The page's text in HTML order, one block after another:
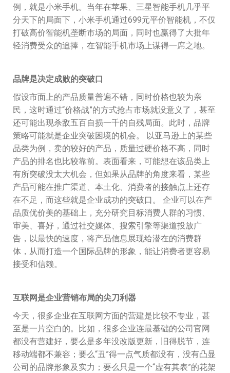
例，就是小米手机。当年在苹果、三星智能手机几乎平
分天下的局面下，小米手机通过699元平价智能机，不仅
打破高价智能机垄断市场的局面，同时也赢得了大批年
轻消费受众的追捧，在智能手机市场上谋得一席之地。
品牌是决定成败的突破口
假设市面上的产品质量普遍不错，同时价格也较为亲
民，这时通过“价格战”的方式抢占市场就没意义了，甚至
还可能出现杀敌五百自损一千的自残局面。此时，品牌
策略可能就是企业突破困境的机会。 以亚马逊上的某些
品类为例，卖的较好的产品，质量过硬价格不高，同时
产品的排名也比较靠前。表面看来，可能想在该品类上
有所突破没太大机会，但如果从品牌的角度来看，某些
产品可能在推广渠道、本土化、消费者的接触点上还存
在不足，而这些就是企业成功的突破口。 企业可以在产
品质优价美的基础上，充分研究目标消费人群的习惯、
审美、喜好，通过社交媒体、搜索引擎等渠道投放广
告，以最快的速度，将产品信息展现给潜在的消费群
体，从而打造一个国际品牌的形象，能让消费者更容易
接受和信赖。
互联网是企业营销布局的尖刀利器
今天，很多企业在互联网方面的营建是比较不专业，甚
至是一片空白的。比如，很多企业连最基础的公司官网
都没有营建好，要么是多年没改版更新，旧得脱节，连
移动端都不兼容；要么“丑”得一点气质都没有，没有凸显
公司的品牌形象及实力；要么只是一个“虚有其表”的花架